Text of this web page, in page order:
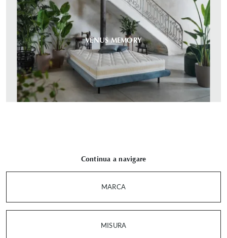
VENUS MEMORY
Continua a navigare
MARCA
MISURA